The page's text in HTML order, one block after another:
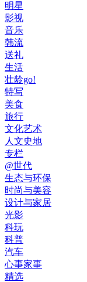
明星
影视
音乐
韩流
送礼
生活
壮龄go!
特写
美食
旅行
文化艺术
人文史地
专栏
@世代
生态与环保
时尚与美容
设计与家居
光影
科玩
科普
汽车
心事家事
精选